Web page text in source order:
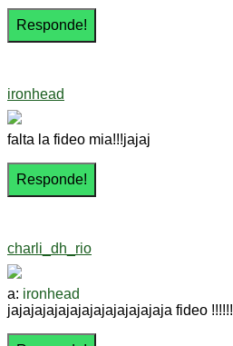
ironhead
falta la fideo mia!!!jajaj
charli_dh_rio
a: ironhead
jajajajajajajajajajajajajaja fideo !!!!!!